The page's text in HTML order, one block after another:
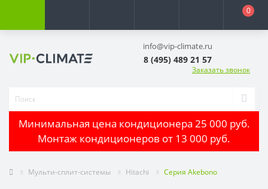
0
info@vip-climate.ru
8 (495) 489 21 57
Заказать звонок
Минимальная цена кондиционера 25 000 руб.
Монтаж кондиционеров от 13 000 руб.
Мульти-сплит-системы Hitachi Серия Akebono